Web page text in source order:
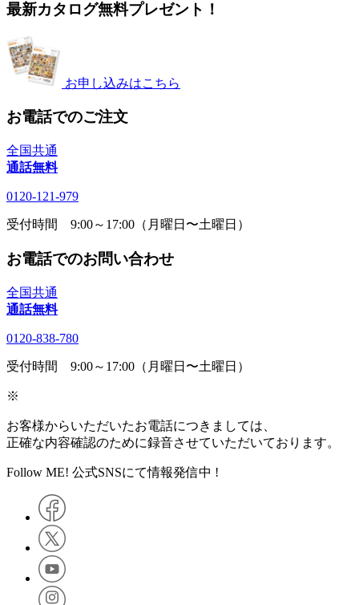
最新カタログ無料プレゼント！
お申し込みはこちら
お電話でのご注文
全国共通
通話無料
0120-121-979
受付時間 9:00～17:00（月曜日〜土曜日）
お電話でのお問い合わせ
全国共通
通話無料
0120-838-780
受付時間 9:00～17:00（月曜日〜土曜日）
※
お客様からいただいたお電話につきましては、
正確な内容確認のために録音させていただいております。
Follow ME! 公式SNSにて情報発信中 !